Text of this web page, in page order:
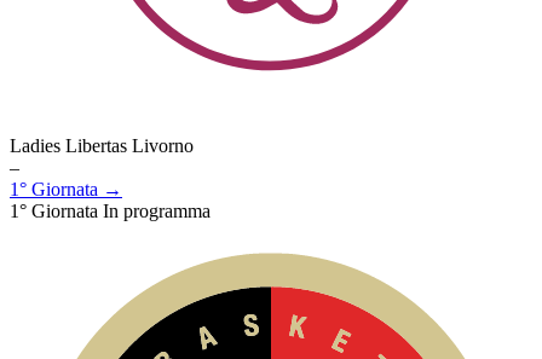
Ladies Libertas Livorno
–
1° Giornata →
1° Giornata In programma